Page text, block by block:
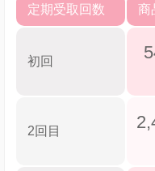
定期受取回数 商
初回
2回目